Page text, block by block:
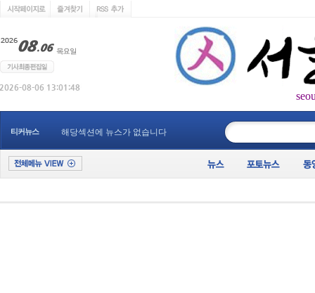
티커뉴스 해당섹션에 뉴스가 없습니다